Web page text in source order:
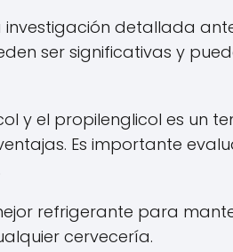
detallada
ser significativas y
y el propilenglicol es un
Es importante
refrigerante para
cervecería.